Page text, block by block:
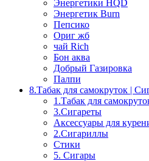
Энергетики HQD
Энергетик Burn
Пепсико
Ориг жб
чай Rich
Бон аква
Добрый Газировка
Палпи
8.Табак для самокруток |
1.Табак для
3.Сигареты
Аксессуары для
2.Сигариллы
Стики
5. Сигары